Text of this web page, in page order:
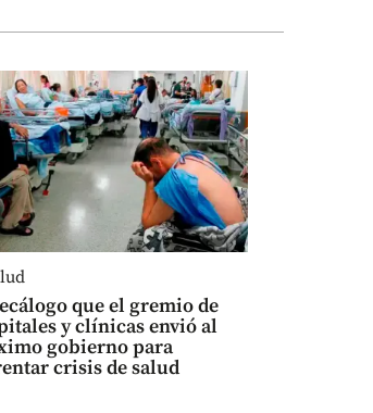
que el gremio de
y clínicas envió al
gobierno para
crisis de salud